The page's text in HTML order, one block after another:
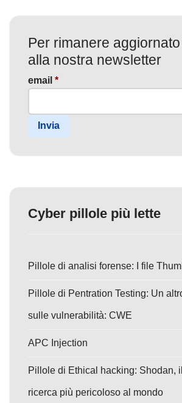
Per rimanere
alla nostra newsletter
email *
Invia
Cyber pillole più lette
Pillole di analisi forense: I file
Pillole di Pentration Testing: Un
sulle vulnerabilità: CWE
APC Injection
Pillole di Ethical hacking: Shodan,
ricerca più pericoloso al mondo